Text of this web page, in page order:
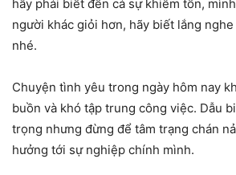
hãy phải biết đến cả sự khiêm tốn,
người khác giỏi hơn, hãy biết lắng
nhé.
Chuyện tình yêu trong ngày hôm nay
buồn và khó tập trung công việc. Dẫu
trọng nhưng đừng để tâm trạng chán
hưởng tới sự nghiệp chính mình.